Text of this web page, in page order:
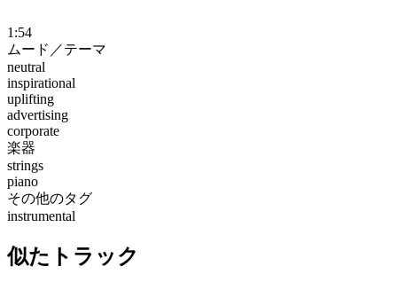
1:54
ムード／テーマ
neutral
inspirational
uplifting
advertising
corporate
楽器
strings
piano
その他のタグ
instrumental
似たトラック